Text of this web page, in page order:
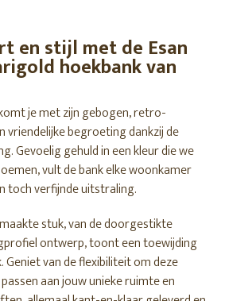
en stijl met de Esan
hoekbank van
je met zijn gebogen, retro-
vriendelijke begroeting dankzij de
Gevoelig gehuld in een kleur die we
vult de bank elke woonkamer
toch verfijnde uitstraling.
stuk, van de doorgestikte
ontwerp, toont een toewijding
Geniet van de flexibiliteit om deze
aan jouw unieke ruimte en